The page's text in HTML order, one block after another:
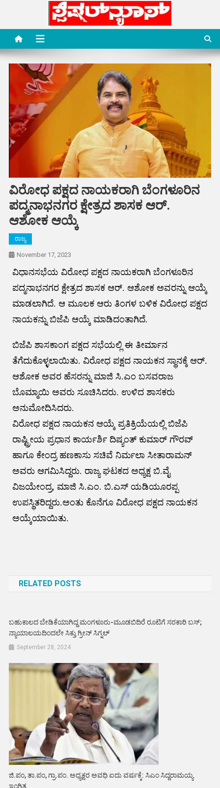
content
Special News Media
Special News Media
ವಿರೋಧ ಪಕ್ಷದ ನಾಯಕರಾಗಿ ಬೆಂಗಳೂರಿನ
ಪದ್ಮನಾಭನಗರ ಕ್ಷೇತ್ರದ ಶಾಸಕ ಆರ್.
ಆಶೋಕ ಆಯ್ಕೆ
ರಾಜ್ಯ
November 17, 2023
ವಿಧಾನಸಭೆಯ ವಿರೋಧ ಪಕ್ಷದ ನಾಯಕರಾಗಿ ಬೆಂಗಳೂರಿನ
ಪದ್ಮನಾಭನಗರ ಕ್ಷೇತ್ರದ ಶಾಸಕ ಆರ್. ಆಶೋಕ ಅವರನ್ನು ಆಯ್ಕೆ
ಮಾಡಲಾಗಿದೆ. ಆ ಮೂಲಕ ಆರು ತಿಂಗಳ ಬಳಿಕ ವಿರೋಧ ಪಕ್ಷದ
ನಾಯಕನ್ನು ಬಿಜೆಪಿ ಆಯ್ಕೆ ಮಾಡಿದಂತಾಗಿದೆ.
ಬಿಜೆಪಿ ಶಾಸಕಾಂಗ ಪಕ್ಷದ ಸಭೆಯಲ್ಲಿ ಈ ತೀರ್ಮಾನ
ತೆಗೆದುಕೊಳ್ಳಲಾಯಿತು. ವಿರೋಧ ಪಕ್ಷದ ನಾಯಕನ ಸ್ಥಾನಕ್ಕೆ ಆರ್‌.
ಆಶೋಕ ಅವರ ಹೆಸರನ್ನು ಮಾಜಿ ಸಿ.ಎಂ ಬಸವರಾಜ
ಬೊಮ್ಮಾಯಿ ಅವರು ಸೂಚಿಸಿದರು. ಉಳಿದ ಶಾಸಕರು
ಅನುಮೋದಿಸಿದರು.
ವಿರೋಧ ಪಕ್ಷದ ನಾಯಕನ ಆಯ್ಕೆ ಪ್ರತಿಕ್ರಿಯೆಯಲ್ಲಿ ಬಿಜೆಪಿ
ರಾಷ್ಟ್ರೀಯ ಪ್ರಧಾನ ಕಾರ್ಯರ್ಶಿ ದಿಷ್ಯಂತ್‌ ಕುಮಾರ್ ಗೌರವ್‌
ಹಾಗೂ ಕೇಂದ್ರ ಹಣಕಾಸು ಸಚಿವೆ ನಿರ್ಮಲಾ ಸೀತಾರಾಮನ್‌
ಅವರು ಆಗಮಿಸಿದ್ದರು. ರಾಜ್ಯ ಘಟಕದ ಅಧ್ಯಕ್ಷ ಬಿ.ವೈ
ವಿಜಯೇಂದ್ರ, ಮಾಜಿ ಸಿ.ಎಂ. ಬಿ.ಎಸ್‌ ಯಡಿಯೂರಪ್ಪ
ಉಪಸ್ಥಿತರಿದ್ದರು.ಅಂತು ಕೊನೆಗೂ ವಿರೋಧ ಪಕ್ಷದ ನಾಯಕನ
ಅಯ್ಕೆಯಾಯಿತು.
RELATED POSTS
ಬಹುಕಾಲದ ಬೇಡಿಕೆಯಾಗಿದ್ದ ಮಂಗಳೂರು-ಮೂಡಬಿದಿರೆ ರೂಟಿಗೆ ಸರಕಾರಿ ಬಸ್;
ನ್ಯಾಯಾಲಯದಿಂದಲೇ ಸಿಕ್ತು ಗ್ರೀನ್ ಸಿಗ್ನಲ್
September 28, 2024
ಜಿ.ಪಂ, ತಾ.ಪಂ, ಗ್ರಾ.ಪಂ‌. ಅಧ್ಯಕ್ಷರ ಅವಧಿ ಐದು ವರ್ಷಕ್ಕೆ: ಸಿಎಂ ಸಿದ್ದರಾಮಯ್ಯ
ಇಂಗಿತ